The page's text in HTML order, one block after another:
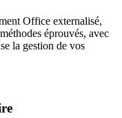
Office externalisé,
éprouvés, avec
la gestion de vos